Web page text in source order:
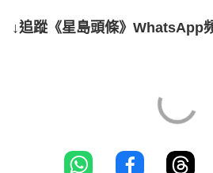
↓追蹤《星島頭條》WhatsApp